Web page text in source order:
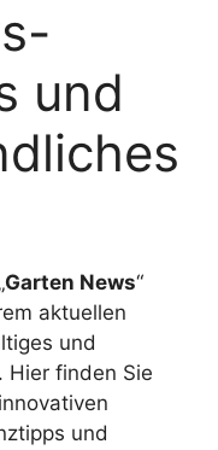
und
Garten News“
aktuellen
und
Hier finden Sie
und